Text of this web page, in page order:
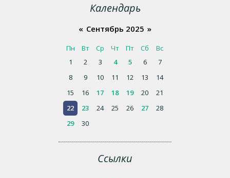
Календарь
« Сентябрь 2025 »
Пн Вт Ср Чт Пт Сб
Вс
1
2 3 4 5 6
7
8
9 10 11 12 13
14
15
16 17 18 19 20
21
22
23 24 25 26 27
28
29
30
Ссылки